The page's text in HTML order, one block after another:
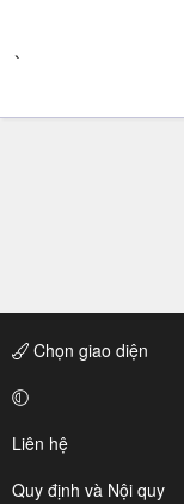
`
Chọn giao diện
Liên hệ
Quy định và Nội quy